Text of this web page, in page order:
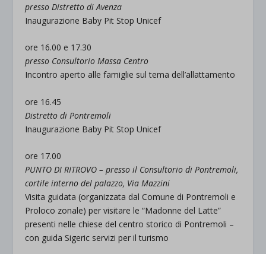
presso Distretto di Avenza
Inaugurazione Baby Pit Stop Unicef
ore 16.00 e 17.30
presso Consultorio Massa Centro
Incontro aperto alle famiglie sul tema dell’allattamento
ore 16.45
Distretto di Pontremoli
Inaugurazione Baby Pit Stop Unicef
ore 17.00
PUNTO DI RITROVO – presso il Consultorio di Pontremoli,
cortile interno del palazzo, Via Mazzini
Visita guidata (organizzata dal Comune di Pontremoli e
Proloco zonale) per visitare le “Madonne del Latte”
presenti nelle chiese del centro storico di Pontremoli –
con guida Sigeric servizi per il turismo